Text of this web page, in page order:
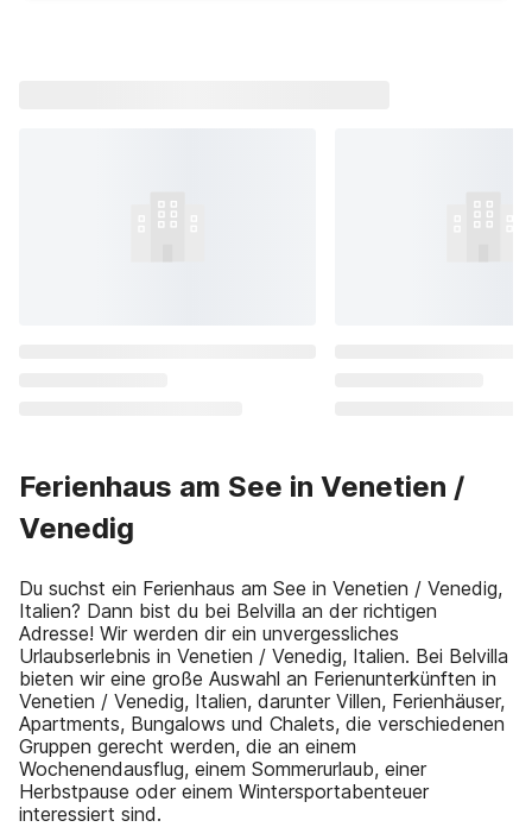
Ferienhaus am See in Venetien /
Venedig
Du suchst ein Ferienhaus am See in Venetien / Venedig,
Italien? Dann bist du bei Belvilla an der richtigen
Adresse! Wir werden dir ein unvergessliches
Urlaubserlebnis in Venetien / Venedig, Italien. Bei Belvilla
bieten wir eine große Auswahl an Ferienunterkünften in
Venetien / Venedig, Italien, darunter Villen, Ferienhäuser,
Apartments, Bungalows und Chalets, die verschiedenen
Gruppen gerecht werden, die an einem
Wochenendausflug, einem Sommerurlaub, einer
Herbstpause oder einem Wintersportabenteuer
interessiert sind.